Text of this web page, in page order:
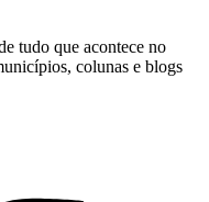
tudo que acontece no
colunas e blogs